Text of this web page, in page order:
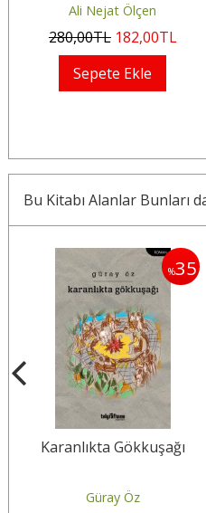
Ali Nejat Ölçen
280,00TL 182,00TL
Sepete Ekle
Bu Kitabı Alanlar Bunları
%35
Karanlıkta Gökkuşağı
Güray Öz